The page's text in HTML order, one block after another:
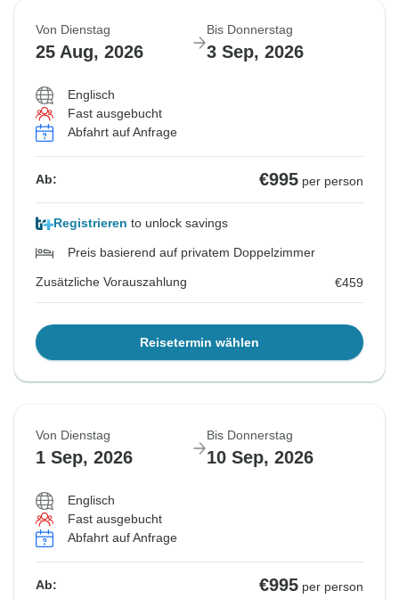
Von Dienstag
25 Aug, 2026
Bis Donnerstag
3 Sep, 2026
Englisch
Fast ausgebucht
Abfahrt auf Anfrage
Ab: €995 per person
Registrieren to unlock savings
Preis basierend auf privatem Doppelzimmer
Zusätzliche Vorauszahlung €459
Reisetermin wählen
Von Dienstag
1 Sep, 2026
Bis Donnerstag
10 Sep, 2026
Englisch
Fast ausgebucht
Abfahrt auf Anfrage
Ab: €995 per person